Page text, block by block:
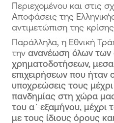
Περιεχομένου και στις
Αποφάσεις της
αντιμετώπιση της
Παράλληλα, η Εθνική
την ανανέωση όλων των
χρηματοδοτήσεων,
επιχειρήσεων που ήταν
υποχρεώσεις τους
πανδημίας στη χώρα
του α΄ εξαμήνου, μέχρι
με τους ίδιους όρους